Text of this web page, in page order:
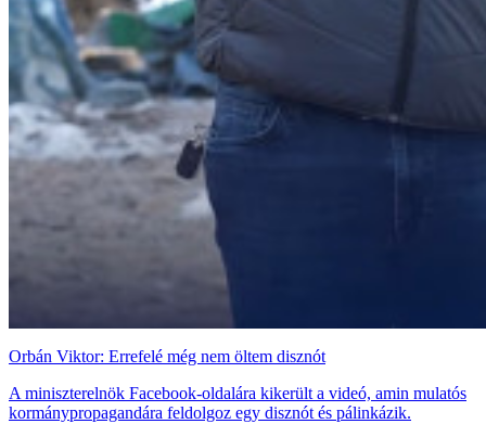
Orbán Viktor: Errefelé még nem öltem disznót
A miniszterelnök Facebook-oldalára kikerült a videó, amin mulatós
kormánypropagandára feldolgoz egy disznót és pálinkázik.